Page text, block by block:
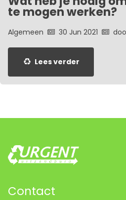
te mogen werken?
Algemeen 30 Jun 2021
Lees verder
Contact